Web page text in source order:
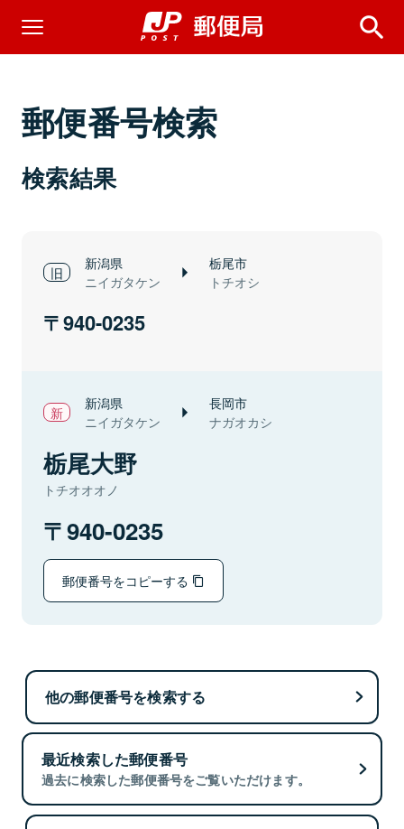
郵便番号検索
検索結果
新潟県
ニイガタケン
栃尾市
トチオシ
940-0235
新潟県
ニイガタケン
長岡市
ナガオカシ
栃尾大野
トチオオオノ
940-0235
郵便番号をコピーする
他の郵便番号を検索する
最近検索した郵便番号
過去に検索した郵便番号をご覧いただけます。